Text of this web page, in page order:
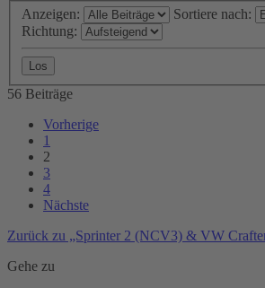
Anzeigen:
Sortiere nach:
Richtung:
56 Beiträge
Vorherige
1
2
3
4
Nächste
Zurück zu „Sprinter 2 (NCV3) & VW
Gehe zu